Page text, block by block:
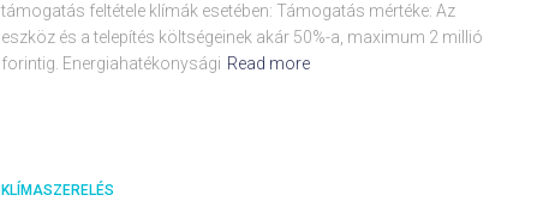
támogatás feltétele klímák esetében: Támogatás mértéke: Az
eszköz és a telepítés költségeinek akár 50%-a, maximum 2 millió
forintig. Energiahatékonysági Read more
KLÍMASZERELÉS